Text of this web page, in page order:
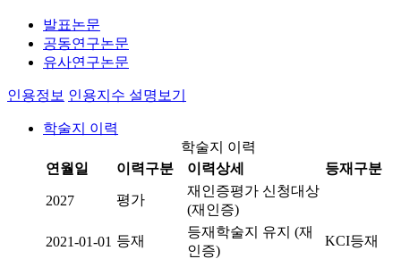
발표논문
공동연구논문
유사연구논문
인용정보 인용지수 설명보기
학술지 이력
학술지 이력
연월일
이력구분 이력상세 등재구분
2027 평가
재인증평가 신청대상
(재인증)
2021-01-01 등재
등재학술지 유지 (재
인증)
KCI등재